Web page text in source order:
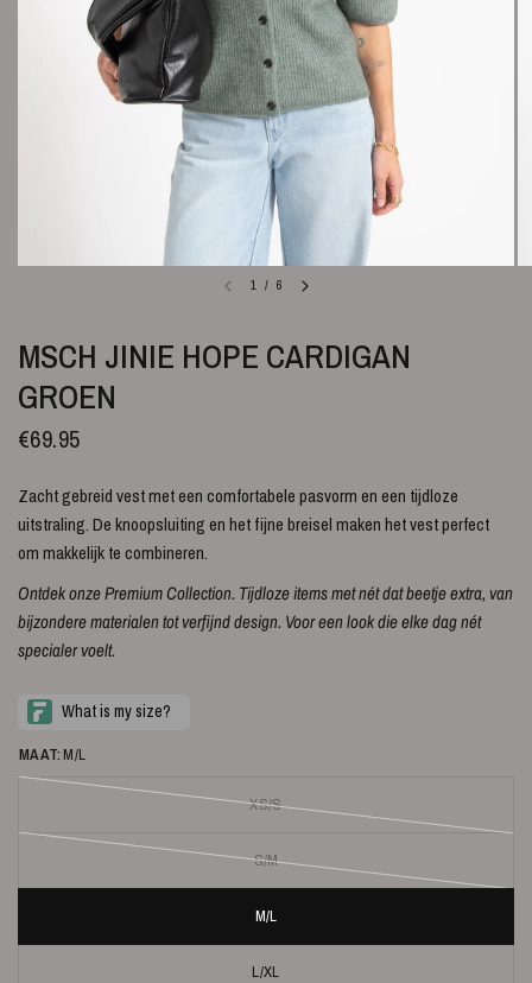
1 / 6
MSCH JINIE HOPE CARDIGAN
GROEN
€69.95
Zacht gebreid vest met een comfortabele pasvorm en een tijdloze
uitstraling. De knoopsluiting en het fijne breisel maken het vest perfect
om makkelijk te combineren.
Ontdek onze Premium Collection. Tijdloze items met nét dat beetje extra, van
bijzondere materialen tot verfijnd design. Voor een look die elke dag nét
specialer voelt.
MAAT: M/L
XS/S
S/M
M/L
L/XL